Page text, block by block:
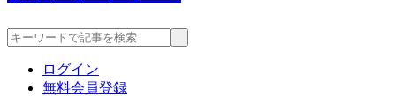
ログイン
無料会員登録